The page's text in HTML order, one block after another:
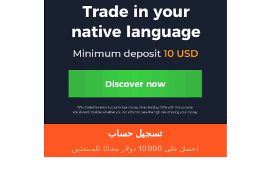
تسجيل حساب
احصل على 10000 دولار مجانًا للمبتدئين